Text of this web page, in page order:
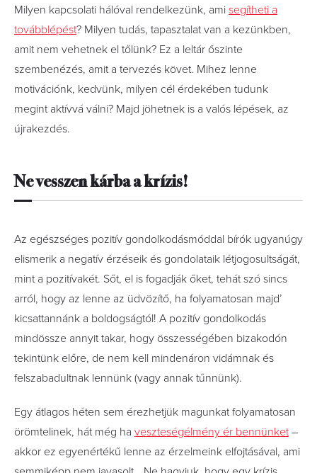
Milyen kapcsolati hálóval rendelkezünk, ami segítheti a
továbblépést? Milyen tudás, tapasztalat van a kezünkben,
amit nem vehetnek el tőlünk? Ez a leltár őszinte
szembenézés, amit a tervezés követ. Mihez lenne
motivációnk, kedvünk, milyen cél érdekében tudunk
megint aktívvá válni? Majd jöhetnek is a valós lépések, az
újrakezdés.
Ne vesszen kárba a krízis!
Az egészséges pozitív gondolkodásmóddal bírók ugyanúgy
elismerik a negatív érzéseik és gondolataik­ létjogosultságát,
mint a pozitívakét. Sőt, el is fogadják őket, tehát szó sincs
arról, hogy az lenne az üdvözítő, ha folyamatosan majd’
kicsattannánk a boldogságtól! A pozitív gondolkodás
mindössze annyit takar, hogy összességében bizakodón
tekintünk előre, de nem kell mindenáron vidámnak és
felszabadultnak lennünk (vagy annak tűnnünk).
Egy átlagos héten sem érezhetjük magunkat folyamatosan
örömtelinek, hát még ha veszteségélmény ér bennünket–
akkor ez egyenértékű lenne az érzelmeink elfojtásával, ami